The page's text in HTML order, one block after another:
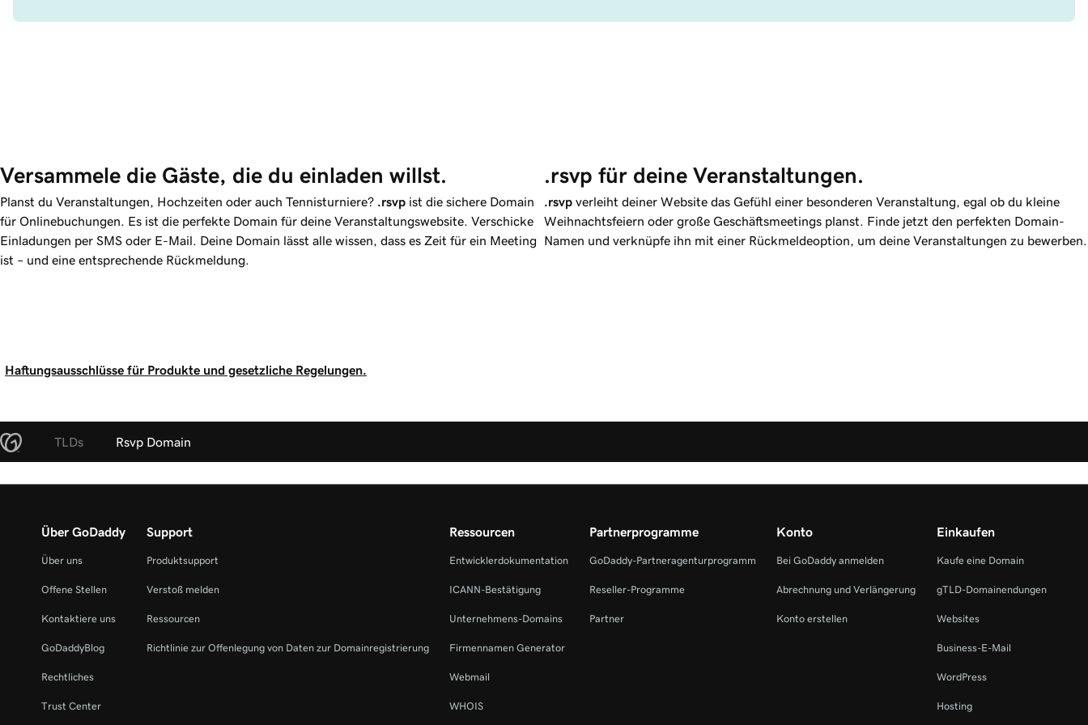
Versammele die Gäste, die du einladen willst.
Planst du Veranstaltungen, Hochzeiten oder auch Tennisturniere? .rsvp ist die sichere Domain
für Onlinebuchungen. Es ist die perfekte Domain für deine Veranstaltungswebsite. Verschicke
Einladungen per SMS oder E-Mail. Deine Domain lässt alle wissen, dass es Zeit für ein Meeting
ist – und eine entsprechende Rückmeldung.
.rsvp für deine Veranstaltungen.
.rsvp verleiht deiner Website das Gefühl einer besonderen Veranstaltung, egal ob du kleine
Weihnachtsfeiern oder große Geschäftsmeetings planst. Finde jetzt den perfekten Domain-
Namen und verknüpfe ihn mit einer Rückmeldeoption, um deine Veranstaltungen zu bewerben.
Haftungsausschlüsse für Produkte und gesetzliche Regelungen.
TLDs Rsvp Domain
Über GoDaddy
Über uns
Offene Stellen
Kontaktiere uns
GoDaddyBlog
Rechtliches
Trust Center
Support
Produktsupport
Verstoß melden
Ressourcen
Richtlinie zur Offenlegung von Daten zur Domainregistrierung
Ressourcen
Entwicklerdokumentation
ICANN-Bestätigung
Unternehmens-Domains
Firmennamen Generator
Webmail
WHOIS
Partnerprogramme
GoDaddy-Partneragenturprogramm
Reseller-Programme
Partner
Konto
Bei GoDaddy anmelden
Abrechnung und Verlängerung
Konto erstellen
Einkaufen
Kaufe eine Domain
gTLD-Domainendungen
Websites
Business-E-Mail
WordPress
Hosting